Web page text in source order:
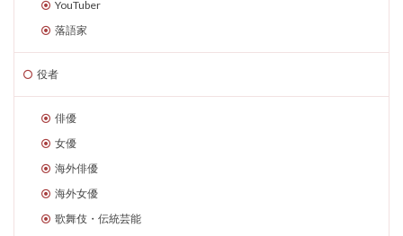
YouTuber
落語家
役者
俳優
女優
海外俳優
海外女優
歌舞伎・伝統芸能